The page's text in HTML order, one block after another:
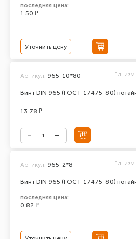
последняя цена:
1.50 ₽
Уточнить цену
Винт DIN 965 (ГОСТ 17475-80)
Артикул: 965-10*80 Ед. изм.
13.78 ₽
Винт DIN 965 (ГОСТ 17475-80)
Артикул: 965-2*8 Ед. изм.
последняя цена:
0.82 ₽